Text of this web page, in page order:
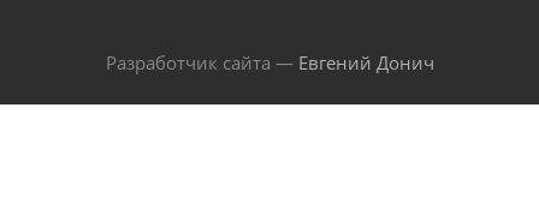
Разработчик сайта — Евгений Донич